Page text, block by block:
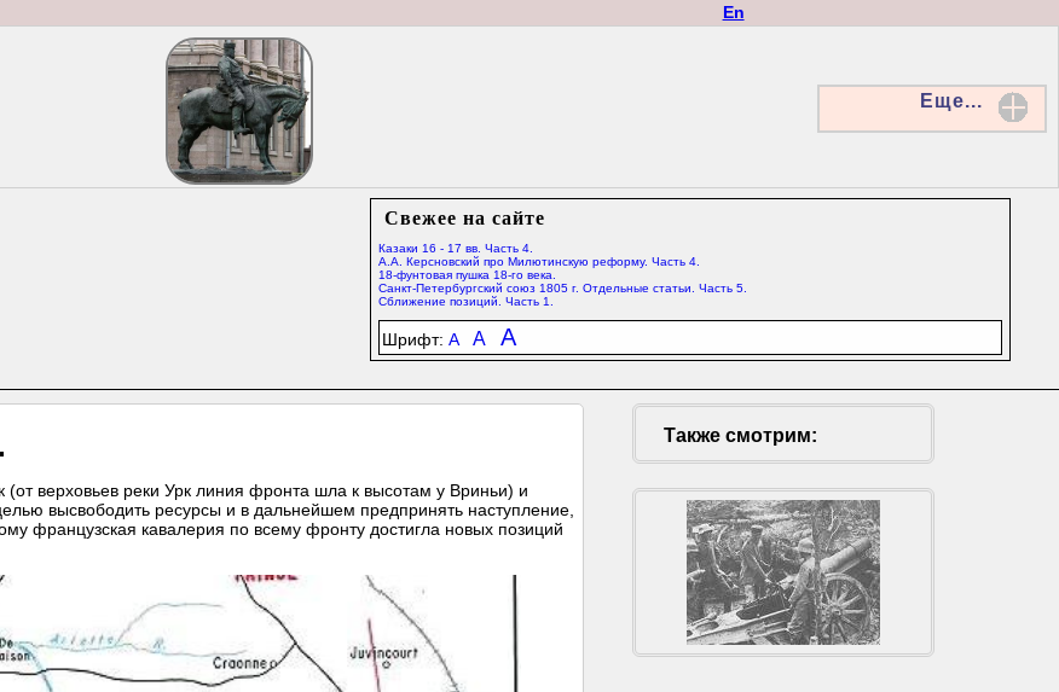
En
Еще...
Свежее на сайте
Казаки 16 - 17 вв. Часть 4.
А.А. Керсновский про Милютинскую реформу. Часть 4.
18-фунтовая пушка 18-го века.
Санкт-Петербургский союз 1805 г. Отдельные статьи. Часть 5.
Сближение позиций. Часть 1.
Шрифт:A A A
верховьев реки Урк линия фронта шла к высотам у Вриньи) и
высвободить ресурсы и в дальнейшем предпринять наступление,
французская кавалерия по всему фронту достигла новых позиций
Также смотрим: